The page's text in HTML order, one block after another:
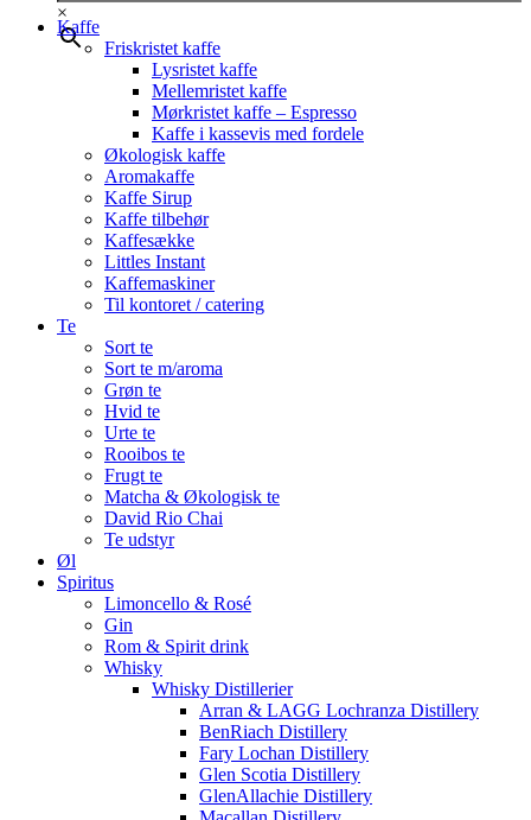
×
Kaffe
Friskristet kaffe
Lysristet kaffe
Mellemristet kaffe
Mørkristet kaffe – Espresso
Kaffe i kassevis med fordele
Økologisk kaffe
Aromakaffe
Kaffe Sirup
Kaffe tilbehør
Kaffesække
Littles Instant
Kaffemaskiner
Til kontoret / catering
Te
Sort te
Sort te m/aroma
Grøn te
Hvid te
Urte te
Rooibos te
Frugt te
Matcha & Økologisk te
David Rio Chai
Te udstyr
Øl
Spiritus
Limoncello & Rosé
Gin
Rom & Spirit drink
Whisky
Whisky Distillerier
Arran & LAGG Lochranza Distillery
BenRiach Distillery
Fary Lochan Distillery
Glen Scotia Distillery
GlenAllachie Distillery